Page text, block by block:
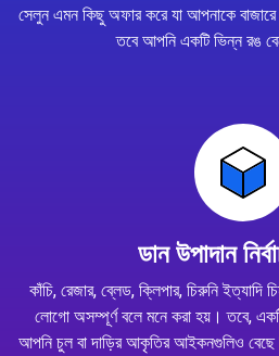
সেলুন এমন কিছু অফার করে যা আপনাকে বাজারে
তবে আপনি একটি ভিন্ন রঙ
ডান উপাদান
কাঁচি, রেজার, ব্লেড, ক্লিপার, চিরুনি ইত্যাদি
লোগো অসম্পূর্ণ বলে মনে করা হয়। তবে, একটি
আপনি চুল বা দাড়ির আকৃতির আইকনগুলিও বেছে